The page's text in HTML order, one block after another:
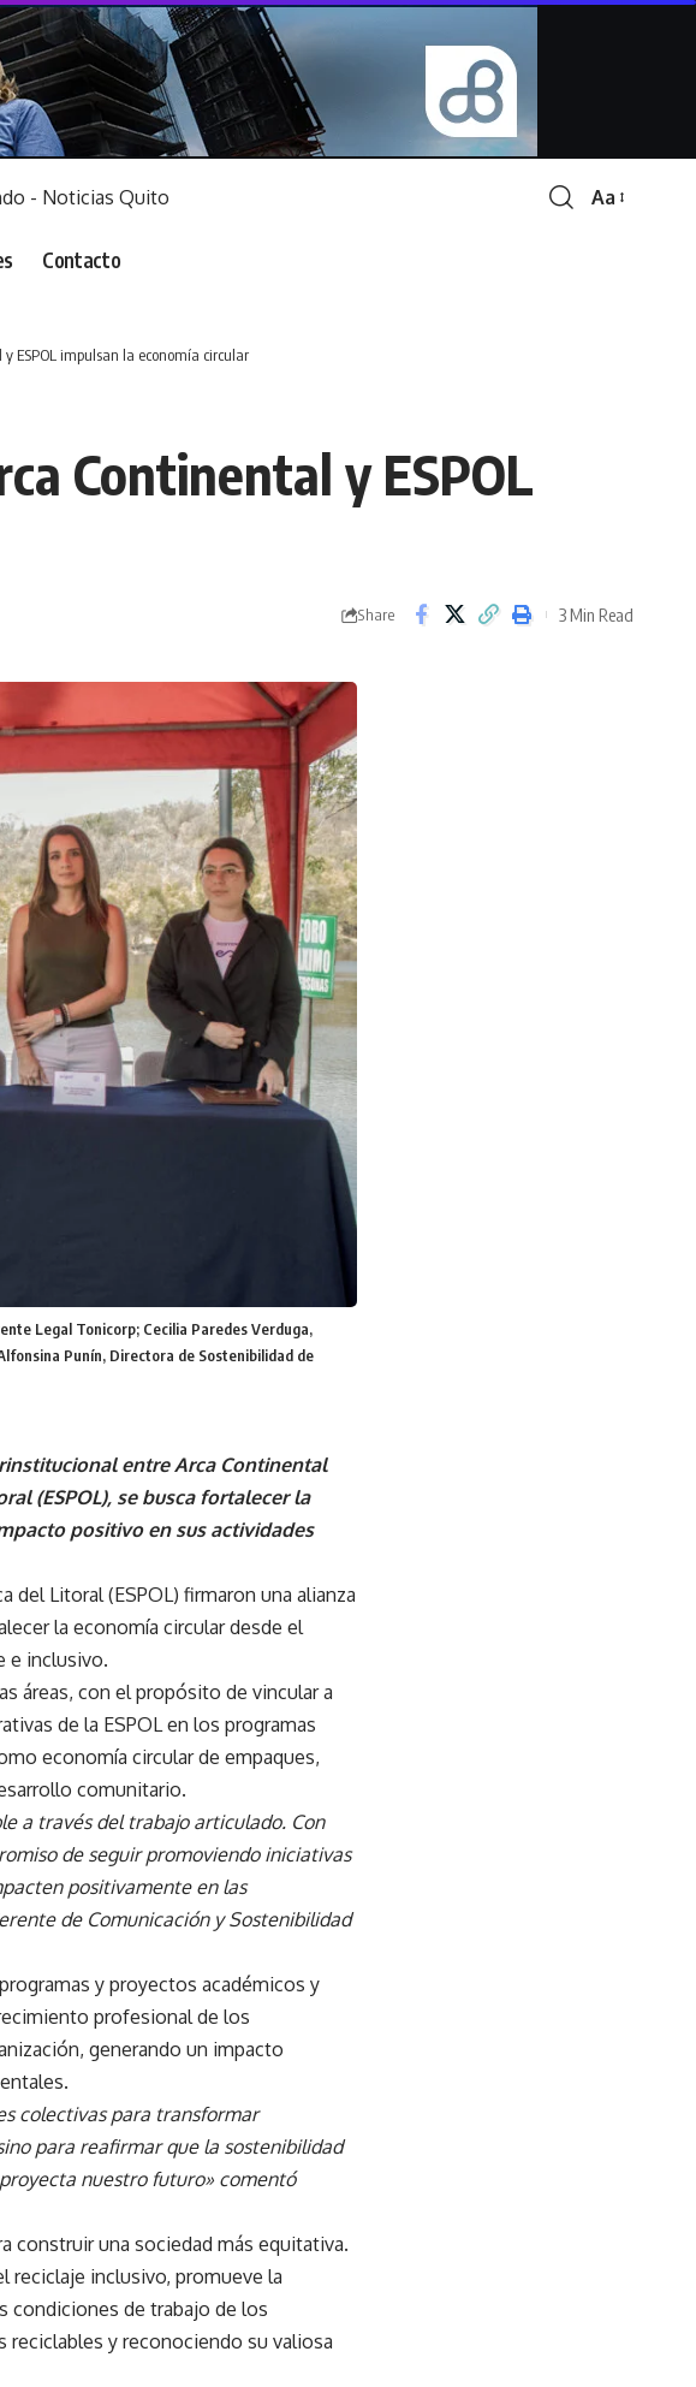
Font
Aa
Contacto
ESPOL impulsan la economía circular
Continental y ESPOL
Share 3 Min Read
Legal Tonicorp; Cecilia Paredes Verduga,
Punín, Directora de Sostenibilidad de
entre Arca Continental
(ESPOL), se busca fortalecer la
positivo en sus actividades
del Litoral (ESPOL) firmaron una alianza
la economía circular desde el
e inclusivo.
áreas, con el propósito de vincular a
de la ESPOL en los programas
economía circular de empaques,
comunitario.
a través del trabajo articulado. Con
de seguir promoviendo iniciativas
positivamente en las
de Comunicación y Sostenibilidad
y proyectos académicos y
profesional de los
generando un impacto
colectivas para transformar
para reafirmar que la sostenibilidad
nuestro futuro» comentó
construir una sociedad más equitativa.
reciclaje inclusivo, promueve la
condiciones de trabajo de los
reciclables y reconociendo su valiosa